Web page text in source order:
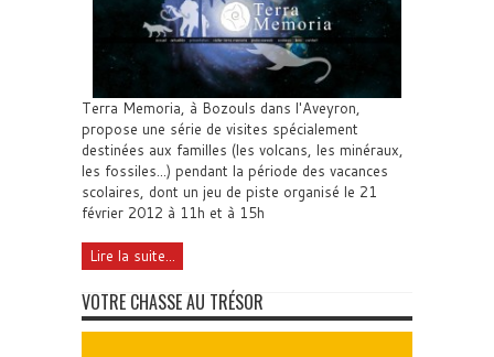
Terra Memoria, à Bozouls dans l'Aveyron,
propose une série de visites spécialement
destinées aux familles (les volcans, les minéraux,
les fossiles...) pendant la période des vacances
scolaires, dont un jeu de piste organisé le 21
février 2012 à 11h et à 15h
Lire la suite...
VOTRE CHASSE AU TRÉSOR